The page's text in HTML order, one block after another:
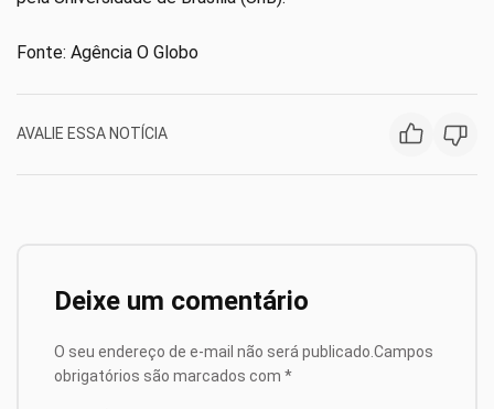
Fonte: Agência O Globo
AVALIE ESSA NOTÍCIA
Deixe um comentário
O seu endereço de e-mail não será publicado. Campos
obrigatórios são marcados com *